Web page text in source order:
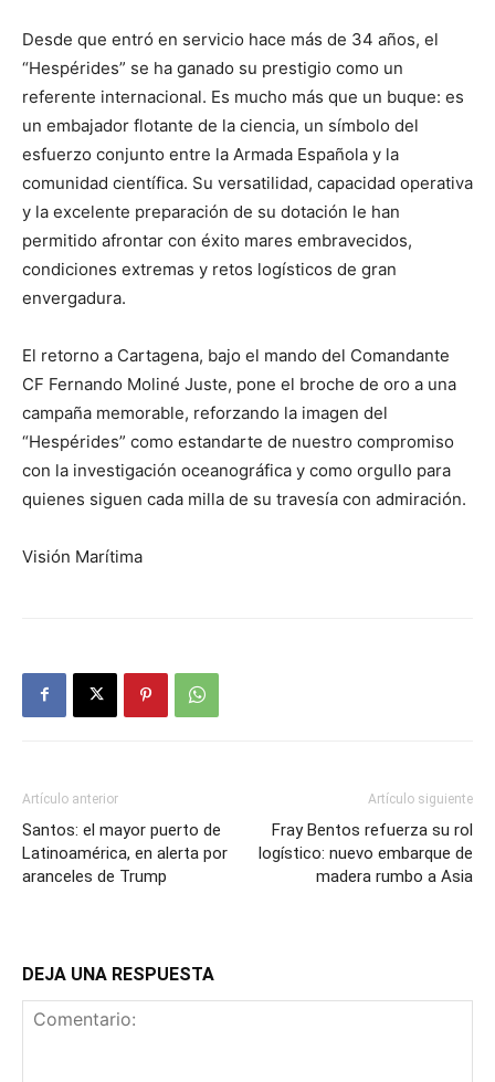
Desde que entró en servicio hace más de 34 años, el
“Hespérides” se ha ganado su prestigio como un
referente internacional. Es mucho más que un buque: es
un embajador flotante de la ciencia, un símbolo del
esfuerzo conjunto entre la Armada Española y la
comunidad científica. Su versatilidad, capacidad operativa
y la excelente preparación de su dotación le han
permitido afrontar con éxito mares embravecidos,
condiciones extremas y retos logísticos de gran
envergadura.
El retorno a Cartagena, bajo el mando del Comandante
CF Fernando Moliné Juste, pone el broche de oro a una
campaña memorable, reforzando la imagen del
“Hespérides” como estandarte de nuestro compromiso
con la investigación oceanográfica y como orgullo para
quienes siguen cada milla de su travesía con admiración.
Visión Marítima
Artículo anterior
Santos: el mayor puerto de
Latinoamérica, en alerta por
aranceles de Trump
Artículo siguiente
Fray Bentos refuerza su rol
logístico: nuevo embarque de
madera rumbo a Asia
DEJA UNA RESPUESTA